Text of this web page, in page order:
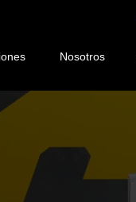
Nosotros